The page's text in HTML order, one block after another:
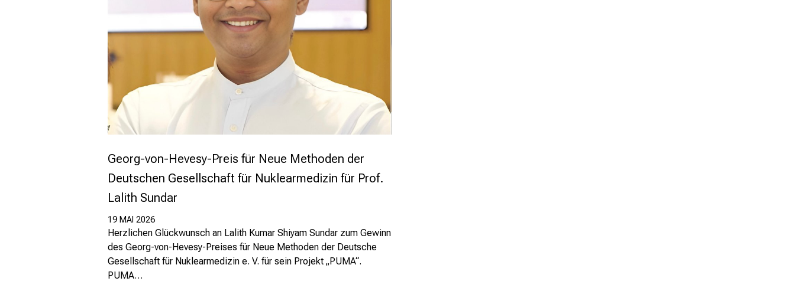
Georg-von-Hevesy-Preis für Neue Methoden der
Deutschen Gesellschaft für Nuklearmedizin für Prof.
Lalith Sundar
19 MAI 2026
Herzlichen Glückwunsch an Lalith Kumar Shiyam Sundar zum Gewinn
des Georg-von-Hevesy-Preises für Neue Methoden der Deutsche
Gesellschaft für Nuklearmedizin e. V. für sein Projekt „PUMA“.
PUMA…